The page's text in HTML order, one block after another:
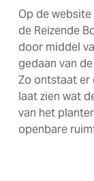
Op de website
de Reizende
door middel
gedaan van
Zo ontstaat er
laat zien wat
van het
openbare